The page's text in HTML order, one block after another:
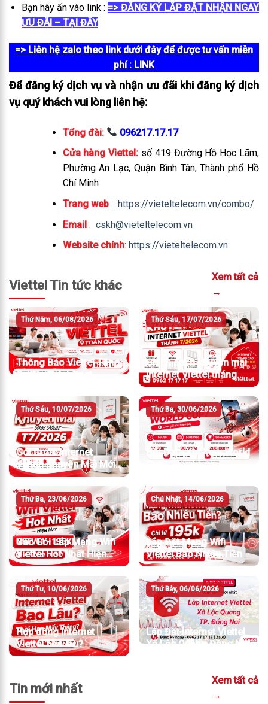
Bạn hãy ấn vào link : => ĐĂNG KÝ LẮP ĐẶT NHẬN NGAY
ƯU ĐÃI – TẠI ĐÂY
=> Liên hệ zalo theo link dưới đây để được tư vấn miễn
phí: LINK
Để đăng ký dịch vụ và nhận ưu đãi khi đăng ký dịch
vụ quý khách vui lòng liên hệ:
Tổng đài:
096217.17.17
Cửa hàng Viettel: số 419 Đường Hồ Học Lãm,
Phường An Lạc, Quận Bình Tân, Thành phố Hồ
Chí Minh
Trang web: https://vieteltelecom.vn/combo/
Email: cskh@vieteltelecom.vn
Website chính: https://vieteltelecom.vn
Viettel Tin tức khác
Xem tất cả
→
Thứ Năm, 06/08/2026
Thông Báo Viettel Tăng
Giá Cước Internet
Thứ Sáu, 17/07/2026
Chính sách khuyến mãi
Internet Viettel tháng
7/2026
Thứ Sáu, 10/07/2026
Gói Cước Internet
Viettel Khuyến Mãi Mới
Nhất T7/2026
Thứ Ba, 30/06/2026
Hết Data Khi Xem World
Thứ Ba, 23/06/2026
Các Gói Lắp Mạng Wifi
Viettel Hot Nhất Hiện
Nay
Chủ Nhật, 14/06/2026
Lắp Đặt Mạng Wifi
Viettel Bao Nhiêu Tiền
Thứ Tư, 10/06/2026
Hợp đồng Internet
Viettel bao lâu?
Thứ Bảy, 06/06/2026
Lắp Đặt Internet Viettel
Xã Lộc Quang Đồng Nai
Tin mới nhất
Xem tất cả
→